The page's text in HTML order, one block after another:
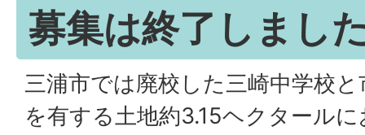
募集は終了しまし
三浦市では廃校した三崎中学校
を有する土地約3.15ヘクタール